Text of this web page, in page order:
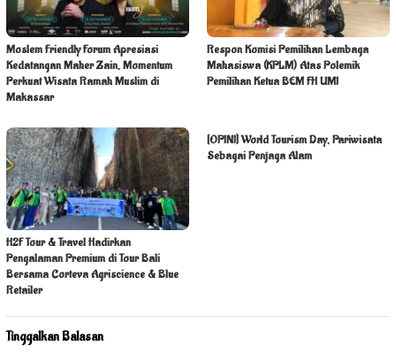
Moslem Friendly Forum Apresiasi
Kedatangan Maher Zain, Momentum
Perkuat Wisata Ramah Muslim di
Makassar
Respon Komisi Pemilihan Lembaga
Mahasiswa (KPLM) Atas Polemik
Pemilihan Ketua BEM FH UMI
H2F Tour & Travel Hadirkan
Pengalaman Premium di Tour Bali
Bersama Corteva Agriscience & Blue
Retailer
[OPINI] World Tourism Day, Pariwisata
Sebagai Penjaga Alam
Tinggalkan Balasan